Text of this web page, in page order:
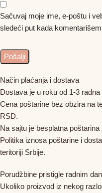
Sačuvaj moje ime, e-poštu i
sledeći put kada
Način plaćanja i dostava
Dostava je u roku od 1-3 radna
Cena poštarine bez obzira na
RSD.
Na sajtu je besplatna
Politika iznosa poštarine i
teritoriji Srbije.
Porudžbine pristigle radnim
Ukoliko proizvod iz nekog